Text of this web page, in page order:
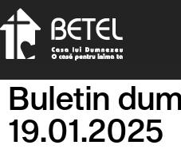
Buletin
19.01.2025